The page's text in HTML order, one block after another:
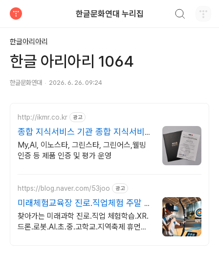
한글문화연대 누리집
한글아리아리
한글 아리아리 1064
한글문화연대 2026. 6. 26. 09:24
http://ikmr.co.kr 광고
종합 지식서비스 기관 종합 지식서비스
기관
My,AI, 이노스타, 그린스타, 그린어스,웰빙
인증 등 제품 인증 및 평가 운영
https://blog.naver.com/53joo 광고
미래체험교육장 진로.직업체험 주말 상
담 가능 1:1교육
찾아가는 미래과학 진로.직업 체험학습.XR.
드론.로봇.AI.초.중.고학교.지역축제 휴먼로